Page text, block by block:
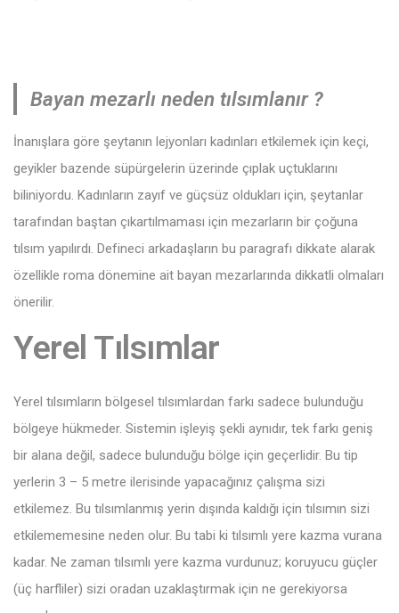
Bayan mezarlı neden tılsımlanır ?
İnanışlara göre şeytanın lejyonları kadınları etkilemek için keçi,
geyikler bazende süpürgelerin üzerinde çıplak uçtuklarını
biliniyordu. Kadınların zayıf ve güçsüz oldukları için, şeytanlar
tarafından baştan çıkartılmaması için mezarların bir çoğuna
tılsım yapılırdı. Defineci arkadaşların bu paragrafı dikkate alarak
özellikle roma dönemine ait bayan mezarlarında dikkatli olmaları
önerilir.
Yerel Tılsımlar
Yerel tılsımların bölgesel tılsımlardan farkı sadece bulunduğu
bölgeye hükmeder. Sistemin işleyiş şekli aynıdır, tek farkı geniş
bir alana değil, sadece bulunduğu bölge için geçerlidir. Bu tip
yerlerin 3 – 5 metre ilerisinde yapacağınız çalışma sizi
etkilemez. Bu tılsımlanmış yerin dışında kaldığı için tılsımın sizi
etkilememesine neden olur. Bu tabi ki tılsımlı yere kazma vurana
kadar. Ne zaman tılsımlı yere kazma vurdunuz; koruyucu güçler
(üç harfliler) sizi oradan uzaklaştırmak için ne gerekiyorsa